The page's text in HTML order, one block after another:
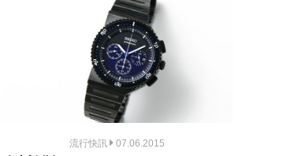
流行快訊 07.06.2015